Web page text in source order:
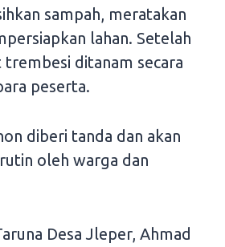
sampah, meratakan
lahan. Setelah
trembesi ditanam secara
peserta.
diberi tanda dan akan
oleh warga dan
Desa Jleper, Ahmad